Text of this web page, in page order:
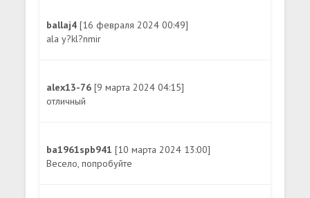
ballaj4[16 февраля 2024 00:49]
ala y?kl?nmir
alex13-76[9 марта 2024 04:15]
отличный
ba1961spb941[10 марта 2024 13:00]
Весело, попробуйте